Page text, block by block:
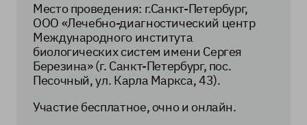
Место проведения: г.Санкт-Петербург,
ООО «Лечебно-диагностический центр
Международного института
биологических систем имени Сергея
Березина» (г. Санкт-Петербург, пос.
Песочный, ул. Карла Маркса, 43).
Участие бесплатное, очно и онлайн.